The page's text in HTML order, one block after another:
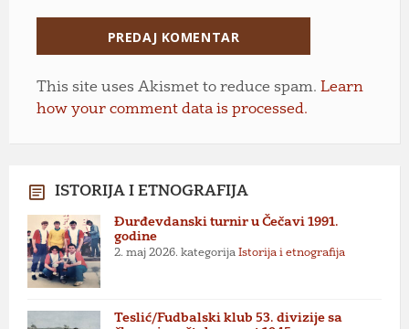
This site uses Akismet to reduce spam. Learn
how your comment data is processed.
ISTORIJA I ETNOGRAFIJA
Đurđevdanski turnir u Čečavi 1991.
godine
2. maj 2026. kategorija Istorija i etnografija
Teslić/Fudbalski klub 53. divizije sa